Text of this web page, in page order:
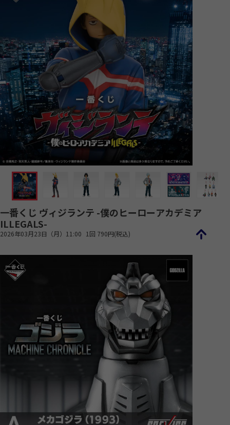
一番くじ ヴィジランテ -僕のヒーローアカデミア
ILLEGALS-
2026年03月23日（月）11:00 1回 790円(税込)